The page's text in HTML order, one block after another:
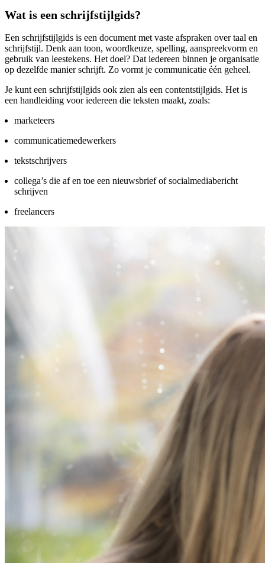
Wat is een schrijfstijlgids?
Een schrijfstijlgids is een document met vaste afspraken over taal en
schrijfstijl. Denk aan toon, woordkeuze, spelling, aanspreekvorm en
gebruik van leestekens. Het doel? Dat iedereen binnen je organisatie
op dezelfde manier schrijft. Zo vormt je communicatie één geheel.
Je kunt een schrijfstijlgids ook zien als een contentstijlgids. Het is
een handleiding voor iedereen die teksten maakt, zoals:
marketeers
communicatiemedewerkers
tekstschrijvers
collega’s die af en toe een nieuwsbrief of socialmediabericht
schrijven
freelancers